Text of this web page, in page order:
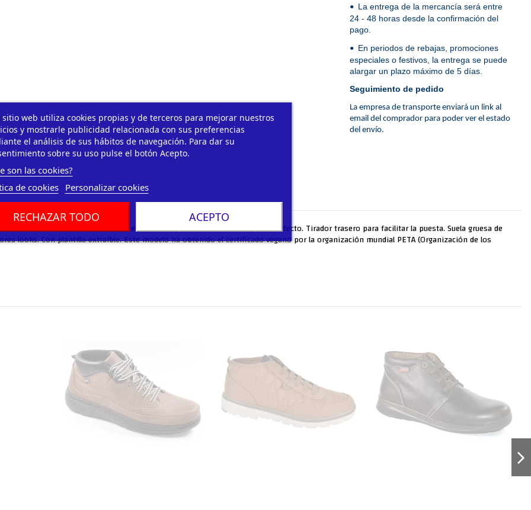
sitio web utiliza cookies propias y de terceros para mejorar nuestros
y mostrarle publicidad relacionada con sus preferencias
el análisis de sus hábitos de navegación. Para dar su
sobre su uso pulse el botón Acepto.
son las cookies?
de cookies
Personalizar cookies
RECHAZAR TODO ACEPTO
• La entrega de la mercancía será entre
24 - 48 horas desde la confirmación del
pago.
• En periodos de rebajas, promociones
especiales o festivos, la entrega se puede
alargar un plazo máximo de 5 días.
Seguimiento de pedido
La empresa de transporte enviará un link al
email del comprador para poder ver el estado
del envío.
Cierre mediante cremallera lateral interior y cordones para un ajuste perfecto. Tirador trasero para facilitar la puesta. Suela gruesa de
looks. Con plantilla extraíble. Este modelo ha obtenido el certificado vegano por la organización mundial PETA (Organización de los